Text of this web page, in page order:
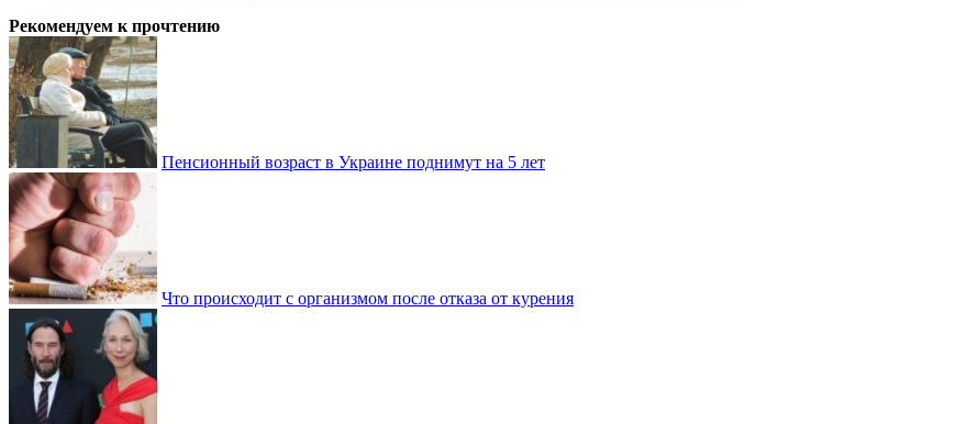
Рекомендуем к прочтению
Пенсионный возраст в Украине поднимут на 5 лет
Что происходит с организмом после отказа от курения